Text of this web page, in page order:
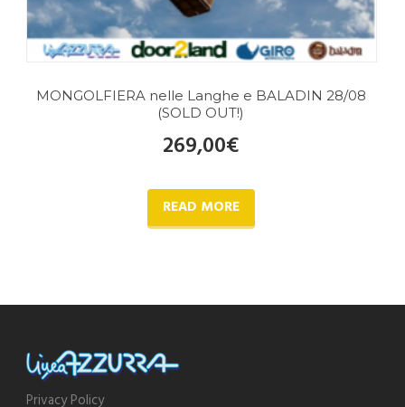
MONGOLFIERA nelle Langhe e BALADIN 28/08
(SOLD OUT!)
269,00€
READ MORE
Privacy Policy